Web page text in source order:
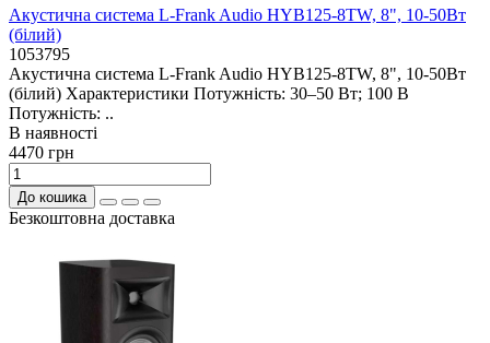
Акустична система L-Frank Audio HYB125-8TW, 8", 10-50Вт
(білий)
1053795
Акустична система L-Frank Audio HYB125-8TW, 8", 10-50Вт
(білий) Характеристики Потужність: 30–50 Вт; 100 В
Потужність: ..
В наявностi
4470 грн
До кошика
Безкоштовна доставка